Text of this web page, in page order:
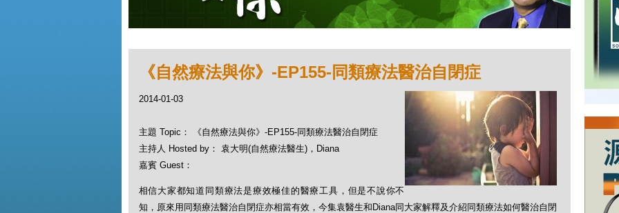
《自然療法與你》-EP155-同類療法醫治自閉症
2014-01-03
主題 Topic： 《自然療法與你》-EP155-同類療法醫治自閉症
主持人 Hosted by： 袁大明(自然療法醫生)，Diana
嘉賓 Guest：
相信大家都知道同類療法是療效極佳的醫療工具，但是不說你不
知，原來用同類療法醫治自閉症亦相當有效，今集袁醫生和Diana同大家解釋及介紹同類療法如何醫治自閉